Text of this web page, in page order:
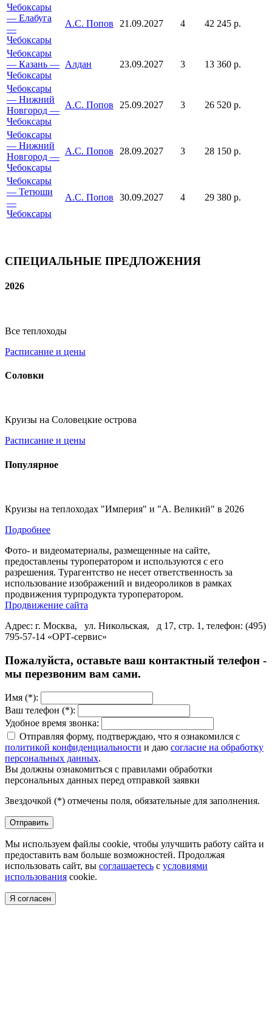
Чебоксары
— Елабуга
—
Чебоксары
А.С. Попов 21.09.2027 4 42 245 р.
Чебоксары
— Казань —
Чебоксары
Алдан 23.09.2027 3 13 360 р.
Чебоксары
— Нижний
Новгород —
Чебоксары
А.С. Попов 25.09.2027 3 26 520 р.
Чебоксары
— Нижний
Новгород —
Чебоксары
А.С. Попов 28.09.2027 3 28 150 р.
Чебоксары
— Тетюши
—
Чебоксары
А.С. Попов 30.09.2027 4 29 380 р.
СПЕЦИАЛЬНЫЕ ПРЕДЛОЖЕНИЯ
2026
Все теплоходы
Расписание и цены
Соловки
Круизы на Соловецкие острова
Расписание и цены
Популярное
Круизы на теплоходах "Империя" и "А. Великий" в 2026
Подробнее
Фото- и видеоматериалы, размещенные на сайте,
предоставлены туроператором и используются с его
разрешения. Турагентство не несет ответственность за
использование изображений и видеороликов в рамках
продвижения турпродукта туроператором.
Продвижение сайта
Адрес: г. Москва, ул. Никольская, д 17, стр. 1, телефон: (495)
795-57-14 «ОРТ-сервис»
Пожалуйста, оставьте ваш контактный телефон -
мы перезвоним вам сами.
Имя (*):
Ваш телефон (*):
Удобное время звонка:
Отправляя форму, подтверждаю, что я ознакомился с
политикой конфиденциальности и даю согласие на обработку
персональных данных.
Вы должны ознакомиться с правилами обработки
персональных данных перед отправкой заявки
Звездочкой (*) отмечены поля, обязательные для заполнения.
Отправить
Мы используем файлы cookie, чтобы улучшить работу сайта и
предоставить вам больше возможностей. Продолжая
использовать сайт, вы соглашаетесь с условиями
использования cookie.
Я согласен